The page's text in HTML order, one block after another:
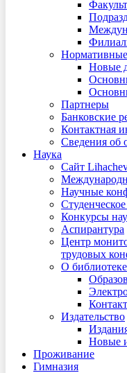
Новые
Партнеры
Банковские
Контактная
Сведения об
Наука
Сайт
Научные
Конкурсы
Аспирантура
Центр
трудовых
О библиотеке
Издательство
Новые
Проживание
Гимназия